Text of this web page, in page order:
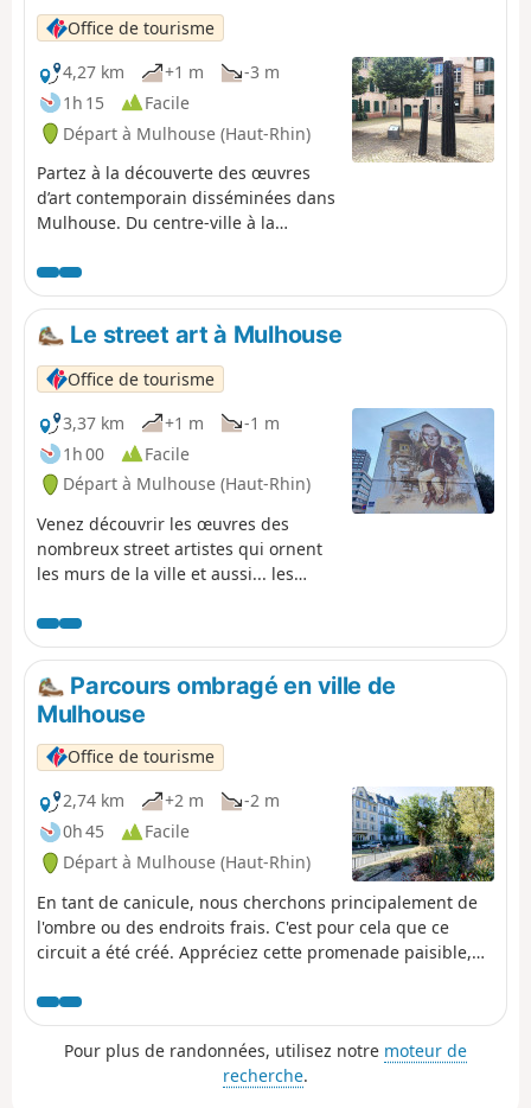
Office de tourisme
4,27 km
+1 m
-3 m
1h 15
Facile
Départ à Mulhouse (Haut-Rhin)
Partez à la découverte des œuvres
d’art contemporain disséminées dans
Mulhouse. Du centre-ville à la
Nouveau Bassin, où sculptures et
installations dialoguent avec l’eau et
les arbres. En quelques pas, laissez-
vous guider par des créations
emblématiques qui révèlent l’esprit
audacieux de la ville.
Le street art à Mulhouse
Office de tourisme
3,37 km
+1 m
-1 m
1h 00
Facile
Départ à Mulhouse (Haut-Rhin)
Venez découvrir les œuvres des
nombreux street artistes qui ornent
les murs de la ville et aussi... les
C215, Jana & Js font partie, entre
autres, de ceux qui embellissent les
rues de Mulhouse. À savoir avant de
débuter ce circuit : le street art étant
un art éphémère, il est possible que
certaines œuvres ne soient plus là
lors de votre balade. Toutefois, nous
vous invitons à bien ouvrir les yeux,
elles peuvent aussi bien être
cachées.
Parcours ombragé en ville de
Mulhouse
Office de tourisme
2,74 km
+2 m
-2 m
0h 45
Facile
Départ à Mulhouse (Haut-Rhin)
En tant de canicule, nous cherchons principalement de
l'ombre ou des endroits frais. C'est pour cela que ce
circuit a été créé. Appréciez cette promenade paisible,
ville.
Pour plus de randonnées, utilisez notre moteur de
recherche.